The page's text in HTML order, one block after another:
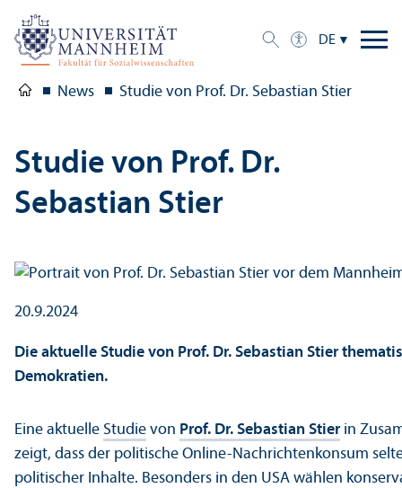
DE
News Studie von Prof. Dr. Sebastian Stier
Studie von Prof. Dr.
Sebastian Stier
20.9.2024
Die aktuelle Studie von Prof. Dr. Sebastian Stier
Demokratien.
Eine aktuelle Studie von Prof. Dr. Sebastian Stierin
zeigt, dass der politische Online-Nachrichtenkonsum
politischer Inhalte. Besonders in den USA wählen